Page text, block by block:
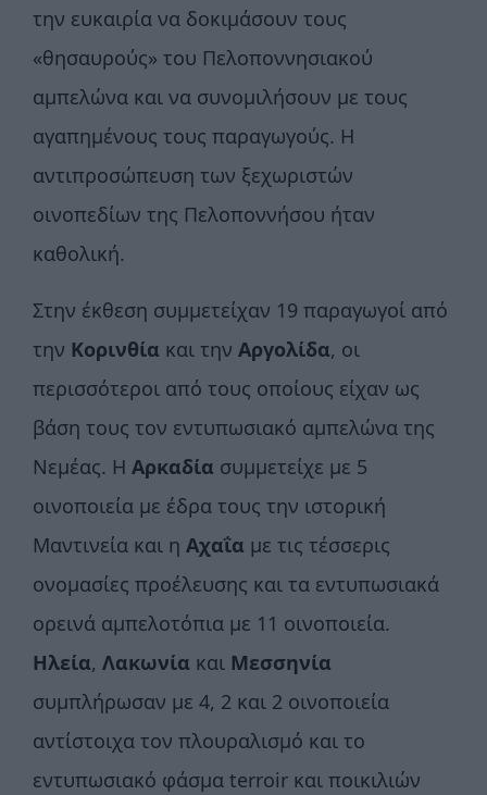
την ευκαιρία να δοκιμάσουν τους
«θησαυρούς» του Πελοποννησιακού
αμπελώνα και να συνομιλήσουν με τους
αγαπημένους τους παραγωγούς. Η
αντιπροσώπευση των ξεχωριστών
οινοπεδίων της Πελοποννήσου ήταν
καθολική.
Στην έκθεση συμμετείχαν 19 παραγωγοί από
την Κορινθία και την Αργολίδα, οι
περισσότεροι από τους οποίους είχαν ως
βάση τους τον εντυπωσιακό αμπελώνα της
Νεμέας. Η Αρκαδία συμμετείχε με 5
οινοποιεία με έδρα τους την ιστορική
Μαντινεία και η Αχαΐα με τις τέσσερις
ονομασίες προέλευσης και τα εντυπωσιακά
ορεινά αμπελοτόπια με 11 οινοποιεία.
Ηλεία, Λακωνία και Μεσσηνία
συμπλήρωσαν με 4, 2 και 2 οινοποιεία
αντίστοιχα τον πλουραλισμό και το
εντυπωσιακό φάσμα terroir και ποικιλιών